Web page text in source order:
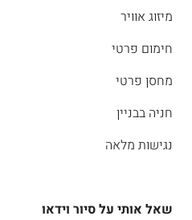
מיזוג אוויר
חימום פרטי
מחסן פרטי
חניה בבניין
נגישות מלאה
שאל אותי על סיור וידאו